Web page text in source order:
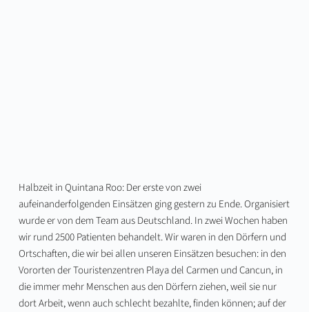
Halbzeit in Quintana Roo: Der erste von zwei
aufeinanderfolgenden Einsätzen ging gestern zu Ende. Organisiert
wurde er von dem Team aus Deutschland. In zwei Wochen haben
wir rund 2500 Patienten behandelt. Wir waren in den Dörfern und
Ortschaften, die wir bei allen unseren Einsätzen besuchen: in den
Vororten der Touristenzentren Playa del Carmen und Cancun, in
die immer mehr Menschen aus den Dörfern ziehen, weil sie nur
dort Arbeit, wenn auch schlecht bezahlte, finden können; auf der